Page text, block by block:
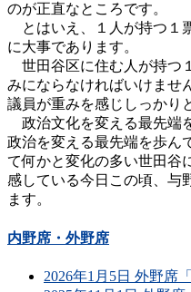
のが正直なところです。
とはいえ、１人が持つ１
に大事であります。
世田谷区に住む人が持つ
みにならなければいけませ
議員が重みを感じしっかり
政治文化を変える最先端
政治を変える最先端を歩ん
て何かと変化の多い世田谷
感している今日この頃、与
ます。
内野席・外野席
2026年1月5日 外野席